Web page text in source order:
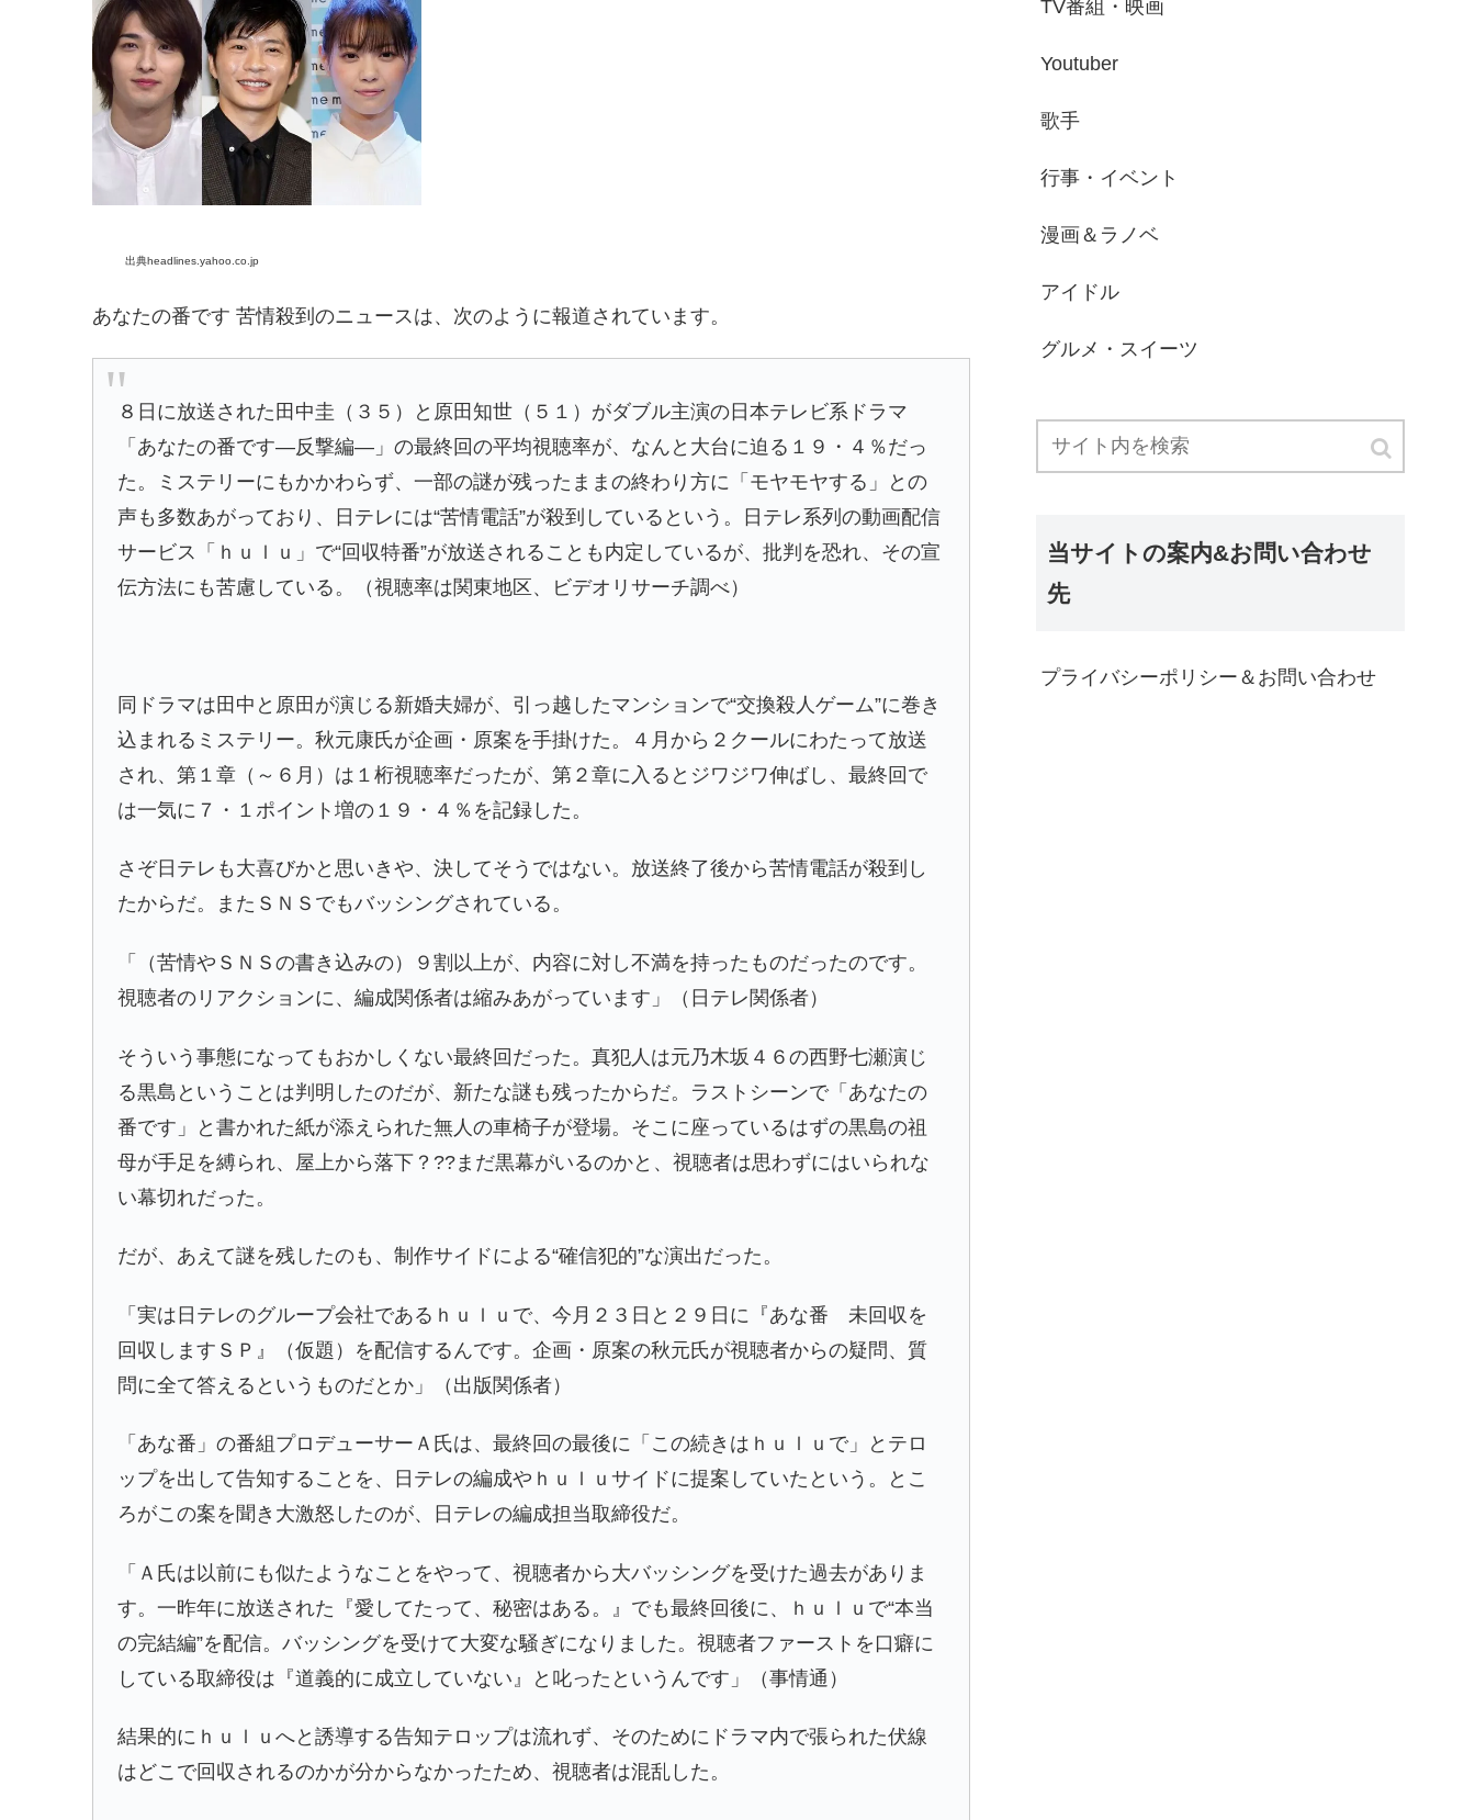
出典headlines.yahoo.co.jp
あなたの番です 苦情殺到のニュースは、次のように報道されています。
８日に放送された田中圭（３５）と原田知世（５１）がダブル主演の日本テレビ系ドラマ
「あなたの番です―反撃編―」の最終回の平均視聴率が、なんと大台に迫る１９・４％だっ
た。ミステリーにもかかわらず、一部の謎が残ったままの終わり方に「モヤモヤする」との
声も多数あがっており、日テレには“苦情電話”が殺到しているという。日テレ系列の動画配信
サービス「ｈｕｌｕ」で“回収特番”が放送されることも内定しているが、批判を恐れ、その宣
伝方法にも苦慮している。（視聴率は関東地区、ビデオリサーチ調べ）
同ドラマは田中と原田が演じる新婚夫婦が、引っ越したマンションで“交換殺人ゲーム”に巻き
込まれるミステリー。秋元康氏が企画・原案を手掛けた。４月から２クールにわたって放送
され、第１章（～６月）は１桁視聴率だったが、第２章に入るとジワジワ伸ばし、最終回で
は一気に７・１ポイント増の１９・４％を記録した。
さぞ日テレも大喜びかと思いきや、決してそうではない。放送終了後から苦情電話が殺到し
たからだ。またＳＮＳでもバッシングされている。
「（苦情やＳＮＳの書き込みの）９割以上が、内容に対し不満を持ったものだったのです。
視聴者のリアクションに、編成関係者は縮みあがっています」（日テレ関係者）
そういう事態になってもおかしくない最終回だった。真犯人は元乃木坂４６の西野七瀬演じ
る黒島ということは判明したのだが、新たな謎も残ったからだ。ラストシーンで「あなたの
番です」と書かれた紙が添えられた無人の車椅子が登場。そこに座っているはずの黒島の祖
母が手足を縛られ、屋上から落下？??まだ黒幕がいるのかと、視聴者は思わずにはいられな
い幕切れだった。
だが、あえて謎を残したのも、制作サイドによる“確信犯的”な演出だった。
「実は日テレのグループ会社であるｈｕｌｕで、今月２３日と２９日に『あな番 未回収を
回収しますＳＰ』（仮題）を配信するんです。企画・原案の秋元氏が視聴者からの疑問、質
問に全て答えるというものだとか」（出版関係者）
「あな番」の番組プロデューサーＡ氏は、最終回の最後に「この続きはｈｕｌｕで」とテロ
ップを出して告知することを、日テレの編成やｈｕｌｕサイドに提案していたという。とこ
ろがこの案を聞き大激怒したのが、日テレの編成担当取締役だ。
「Ａ氏は以前にも似たようなことをやって、視聴者から大バッシングを受けた過去がありま
す。一昨年に放送された『愛してたって、秘密はある。』でも最終回後に、ｈｕｌｕで“本当
の完結編”を配信。バッシングを受けて大変な騒ぎになりました。視聴者ファーストを口癖に
している取締役は『道義的に成立していない』と叱ったというんです」（事情通）
結果的にｈｕｌｕへと誘導する告知テロップは流れず、そのためにドラマ内で張られた伏線
はどこで回収されるのかが分からなかったため、視聴者は混乱した。
TV番組・映画
Youtuber
歌手
行事・イベント
漫画＆ラノベ
アイドル
グルメ・スイーツ
当サイトの案内&お問い合わせ
先
プライバシーポリシー＆お問い合わせ